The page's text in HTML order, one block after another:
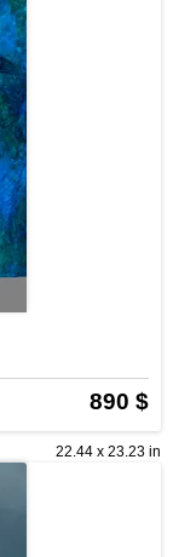
890 $
22.44 x 23.23 in